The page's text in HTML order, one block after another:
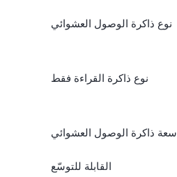
نوع ذاكرة الوصول العشوائي
نوع ذاكرة القراءة فقط
سعة ذاكرة الوصول العشوائي
القابلة للتوسّع